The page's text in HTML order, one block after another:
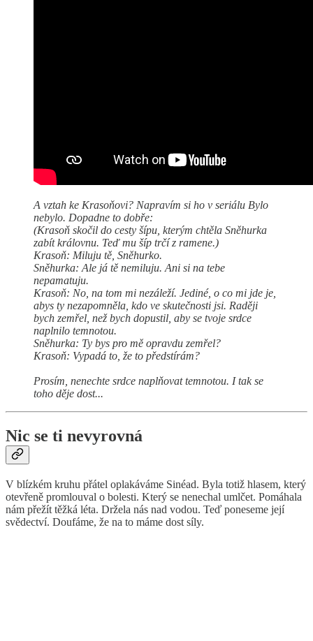
A vztah ke Krasoňovi? Napravím si ho v seriálu Bylo
nebylo. Dopadne to dobře:
(Krasoň skočil do cesty šípu, kterým chtěla Sněhurka
zabít královnu. Teď mu šíp trčí z ramene.)
Krasoň: Miluju tě, Sněhurko.
Sněhurka: Ale já tě nemiluju. Ani si na tebe
nepamatuju.
Krasoň: No, na tom mi nezáleží. Jediné, o co mi jde je,
abys ty nezapomněla, kdo ve skutečnosti jsi. Raději
bych zemřel, než bych dopustil, aby se tvoje srdce
naplnilo temnotou.
Sněhurka: Ty bys pro mě opravdu zemřel?
Krasoň: Vypadá to, že to předstírám?
Prosím, nenechte srdce naplňovat temnotou. I tak se
toho děje dost...
Nic se ti nevyrovná
V blízkém kruhu přátel oplakáváme Sinéad. Byla totiž hlasem, který
otevřeně promlouval o bolesti. Který se nenechal umlčet. Pomáhala
nám přežít těžká léta. Držela nás nad vodou. Teď poneseme její
svědectví. Doufáme, že na to máme dost síly.